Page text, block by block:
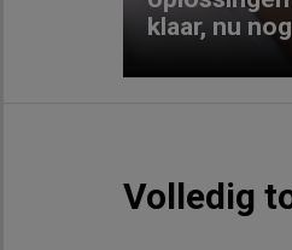
klaar, nu
Volledig